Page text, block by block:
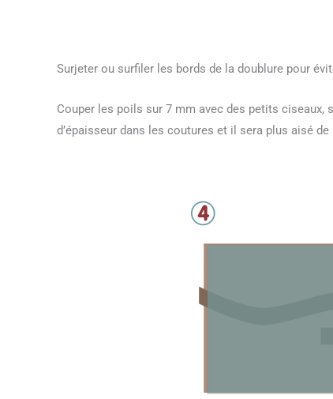
Surjeter ou surfiler les bords de la doublure pour
Couper les poils sur 7 mm avec des petits
d’épaisseur dans les coutures et il sera plus aisé